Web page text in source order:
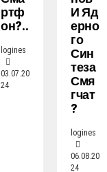
Ртф
Он?..
logines
03.07.20
24
И Яд
Ерно
Го
Син
Теза
Смя
Гчат
?
logines
06.08.20
24